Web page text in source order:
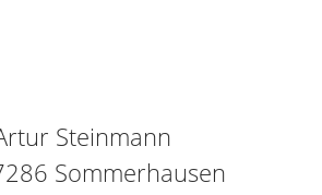
Steinmann
Sommerhausen